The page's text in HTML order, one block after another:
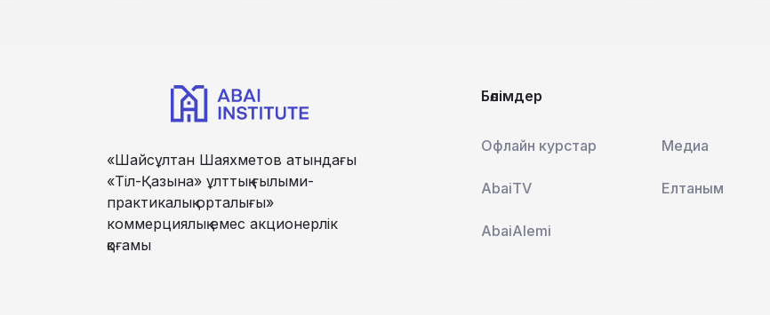
«Шайсұлтан Шаяхметов атындағы
«Тіл-Қазына» ұлттық ғылыми-
практикалық орталығы»
коммерциялық емес акционерлік
қоғамы
Бөлімдер
Офлайн курстар Медиа
AbaiTV Елтаным
AbaiAlemi